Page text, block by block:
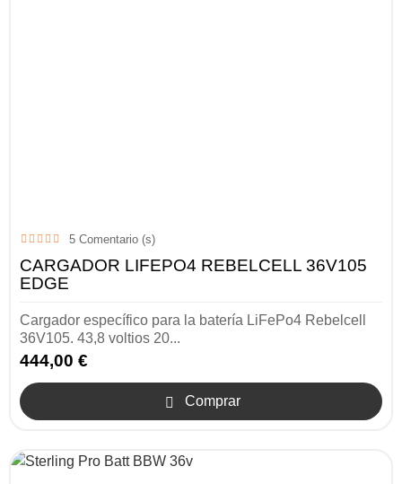
5 Comentario (s)
CARGADOR LIFEPO4 REBELCELL 36V105
EDGE
Cargador específico para la batería LiFePo4 Rebelcell
36V105. 43,8 voltios 20...
444,00 €
 Comprar